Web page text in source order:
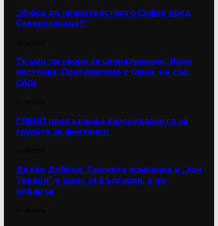
„Избра ли правителството София пред
Северозапада?“
Тръмп заговори за споразумение, Иран
настоява: Преговаряме с Оман, не със
САЩ
ГДБОП продължава разследването на
групата за фентанил
Делян Добрев: Турската компания в „Хан
Тервел“ е шанс за България, а не
подарък